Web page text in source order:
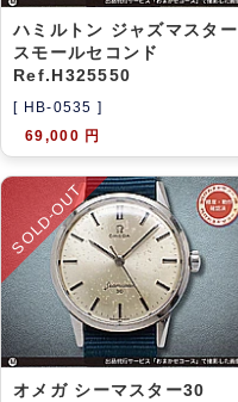
ハミルトン ジャズマスター
スモールセコンド
Ref.H325550
[ HB-0535 ]
69,000 円
SOLD-OUT
オメガ シーマスター30